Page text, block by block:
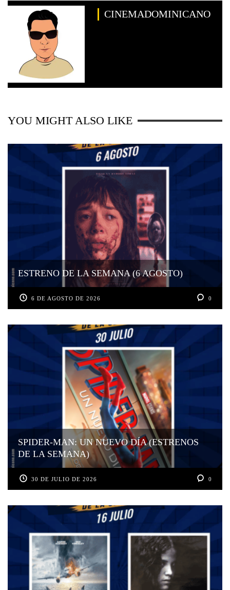
CINEMADOMINICANO
YOU MIGHT ALSO LIKE
ESTRENO DE LA SEMANA (6 AGOSTO)
6 DE AGOSTO DE 2026 0
SPIDER-MAN: UN NUEVO DÍA (ESTRENOS
DE LA SEMANA)
30 DE JULIO DE 2026 0